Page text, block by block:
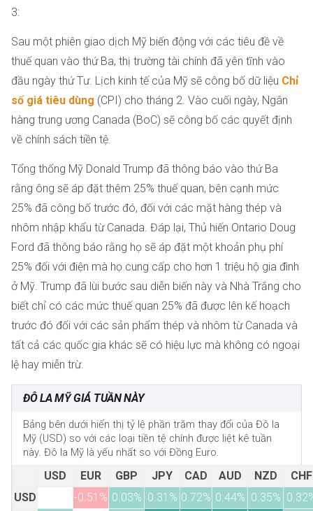
3:
Sau một phiên giao dịch Mỹ biến động với các tiêu đề về
thuế quan vào thứ Ba, thị trường tài chính đã yên tĩnh vào
đầu ngày thứ Tư. Lịch kinh tế của Mỹ sẽ công bố dữ liệu Chỉ
số giá tiêu dùng (CPI) cho tháng 2. Vào cuối ngày, Ngân
hàng trung ương Canada (BoC) sẽ công bố các quyết định
về chính sách tiền tệ.
Tổng thống Mỹ Donald Trump đã thông báo vào thứ Ba
rằng ông sẽ áp đặt thêm 25% thuế quan, bên cạnh mức
25% đã công bố trước đó, đối với các mặt hàng thép và
nhôm nhập khẩu từ Canada. Đáp lại, Thủ hiến Ontario Doug
Ford đã thông báo rằng họ sẽ áp đặt một khoản phụ phí
25% đối với điện mà họ cung cấp cho hơn 1 triệu hộ gia đình
ở Mỹ. Trump đã lùi bước sau diễn biến này và Nhà Trắng cho
biết chỉ có các mức thuế quan 25% đã được lên kế hoạch
trước đó đối với các sản phẩm thép và nhôm từ Canada và
tất cả các quốc gia khác sẽ có hiệu lực mà không có ngoại
lệ hay miễn trừ.
ĐÔ LA MỸ GIÁ TUẦN NÀY
Bảng bên dưới hiển thị tỷ lệ phần trăm thay đổi của Đô la
Mỹ (USD) so với các loại tiền tệ chính được liệt kê tuần
này. Đô la Mỹ là yếu nhất so với Đồng Euro.
USD EUR GBP JPY CAD AUD NZD
CHF
USD
-0.51% 0.03% 0.31% 0.72% 0.44% 0.35%